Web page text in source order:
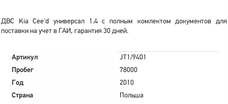
ДВС Kia Cee'd универсал 1.4 с полным комлектом документов для
поставки на учет в ГАИ, гарантия 30 дней.
Артикул
JT1/9401
Пробег
78000
Год
2010
Страна
Польша